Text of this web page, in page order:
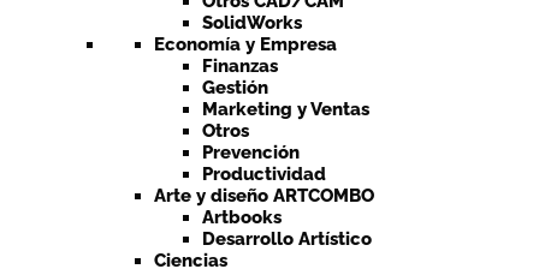
SolidWorks
Economía y Empresa
Finanzas
Gestión
Marketing y Ventas
Otros
Prevención
Productividad
Arte y diseño ARTCOMBO
Artbooks
Desarrollo Artístico
Ciencias